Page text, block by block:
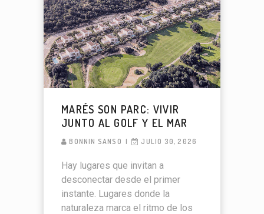
MARÉS SON PARC: VIVIR
JUNTO AL GOLF Y EL MAR
BONNIN SANSO JULIO 30, 2026
Hay lugares que invitan a
desconectar desde el primer
instante. Lugares donde la
naturaleza marca el ritmo de los